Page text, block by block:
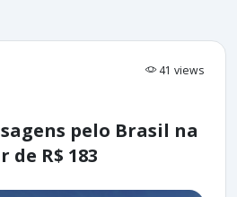
41 views
pelo Brasil na
de R$ 183